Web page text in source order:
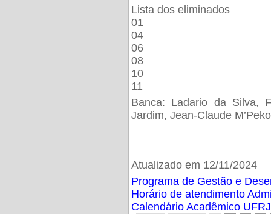
Lista dos eliminados
01
04
06
08
10
11
Banca: Ladario da Silva,
Jardim, Jean-Claude M’Peko
Atualizado em 12/11/2024
Programa de Gestão e
Horário de atendimento
Calendário Acadêmico